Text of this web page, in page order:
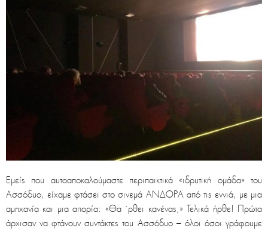
Εμείς που αυτοαποκαλούμαστε περιπαικτικά «ιδρυτική ομάδα» του
Ασσόδυο, είχαμε φτάσει στο σινεμά ΑΝΔΟΡΑ από τις εννιά, με μια
αμηχανία και μια απορία: «Θα `ρθει κανένας;» Τελικά ήρθε! Πρώτα
άρχισαν να φτάνουν συντάκτες του Ασσόδυο – όλοι όσοι γράφουμε